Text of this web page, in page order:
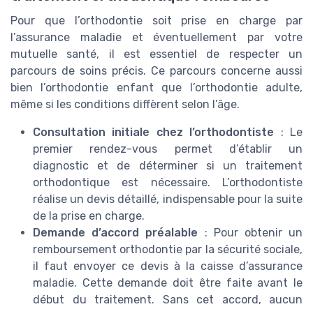
Pour que l’orthodontie soit prise en charge par
l’assurance maladie et éventuellement par votre
mutuelle santé, il est essentiel de respecter un
parcours de soins précis. Ce parcours concerne aussi
bien l’orthodontie enfant que l’orthodontie adulte,
même si les conditions diffèrent selon l’âge.
Consultation initiale chez l’orthodontiste : Le
premier rendez-vous permet d’établir un
diagnostic et de déterminer si un traitement
orthodontique est nécessaire. L’orthodontiste
réalise un devis détaillé, indispensable pour la suite
de la prise en charge.
Demande d’accord préalable : Pour obtenir un
remboursement orthodontie par la sécurité sociale,
il faut envoyer ce devis à la caisse d’assurance
maladie. Cette demande doit être faite avant le
début du traitement. Sans cet accord, aucun